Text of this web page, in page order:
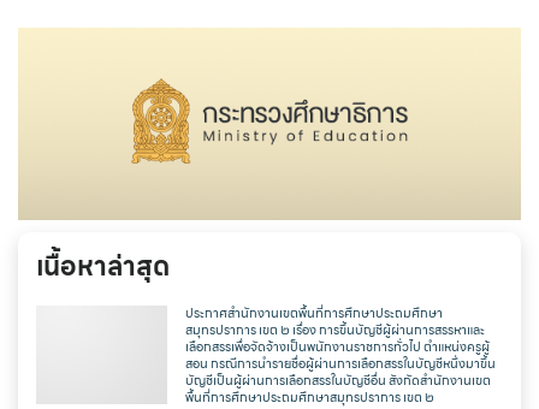
เนื้อหาล่าสุด
ประกาศสำนักงานเขตพื้นที่การศึกษาประถมศึกษา
สมุทรปราการ เขต ๒ เรื่อง การขึ้นบัญชีผู้ผ่านการสรรหาและ
เลือกสรรเพื่อจัดจ้างเป็นพนักงานราชการทั่วไป ตำแหน่งครูผู้
สอน กรณีการนำรายชื่อผู้ผ่านการเลือกสรรในบัญชีหนึ่งมาขึ้น
บัญชีเป็นผู้ผ่านการเลือกสรรในบัญชีอื่น สังกัดสำนักงานเขต
พื้นที่การศึกษาประถมศึกษาสมุทรปราการ เขต ๒